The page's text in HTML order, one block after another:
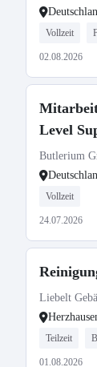
Vollzeit
02.08.2026
Level
Butlerium
Vollzeit
24.07.2026
Liebelt
Teilzeit
01.08.2026